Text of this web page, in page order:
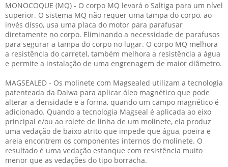
MONOCOQUE (MQ) - O corpo MQ levará o Saltiga para um nível
superior. O sistema MQ não requer uma tampa do corpo, ao
invés disso, usa uma placa do motor para parafusar
diretamente no corpo. Eliminando a necessidade de parafusos
para segurar a tampa do corpo no lugar. O corpo MQ melhora
a resistência do carretel, também melhora a resistência a água
e permite a instalação de uma engrenagem de maior diâmetro.
MAGSEALED - Os molinete com Magsealed utilizam a tecnologia
patenteada da Daiwa para aplicar óleo magnético que pode
alterar a densidade e a forma, quando um campo magnético é
adicionado. Quando a tecnologia Magseal é aplicada ao eixo
principal e/ou ao rolete de linha de um molinete, ela produz
uma vedação de baixo atrito que impede que água, poeira e
areia encontrem os componentes internos do molinete. O
resultado é uma vedação estanque com resistência muito
menor que as vedações do tipo borracha.